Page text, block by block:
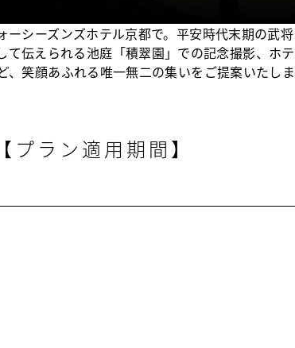
ーシーズンズホテル京都で。平安時代末期の武
て伝えられる池庭「積翠園」での記念撮影、ホ
、笑顔あふれる唯一無二の集いをご提案いたしま
【プラン適用期間】